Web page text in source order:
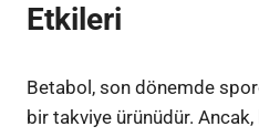
Etkileri
Betabol, son dönemde
bir takviye ürünüdür. Ancak,